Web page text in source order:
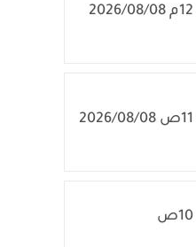
موجز أخبار الساعة 10ص